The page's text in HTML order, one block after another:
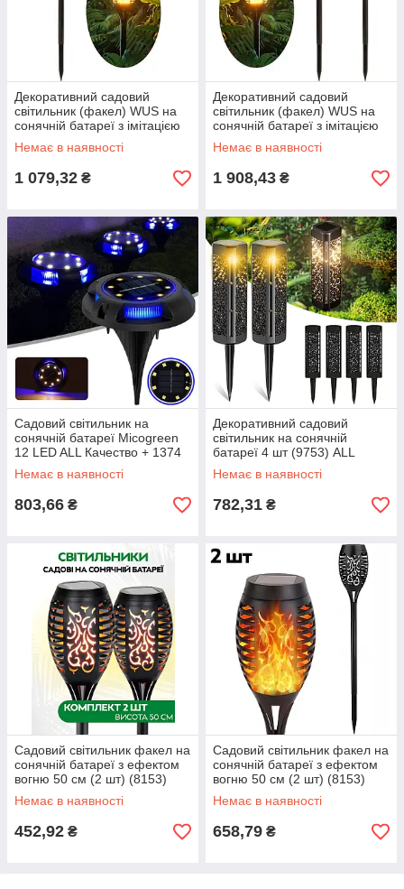
Декоративний садовий
світильник (факел) WUS на
сонячній батареї з імітацією
вогню Flame Light 96 Led ALL
Качество + 1343
Немає в наявності
1 079,32 ₴
Декоративний садовий
світильник (факел) WUS на
сонячній батареї з імітацією
вогню 96 Led (2 шт.) ALL
Качество + 1428
Немає в наявності
1 908,43 ₴
Садовий світильник на
сонячній батареї Micogreen
12 LED ALL Качество + 1374
Немає в наявності
803,66 ₴
Декоративний садовий
світильник на сонячній
батареї 4 шт (9753) ALL
Качество + 6701
Немає в наявності
782,31 ₴
Cадовий світильник факел на
сонячній батареї з ефектом
вогню 50 см (2 шт) (8153)
ALL Качество + 6707
Немає в наявності
452,92 ₴
Cадовий світильник факел на
сонячній батареї з ефектом
вогню 50 см (2 шт) (8153)
ALL Качество + 6709
Немає в наявності
658,79 ₴